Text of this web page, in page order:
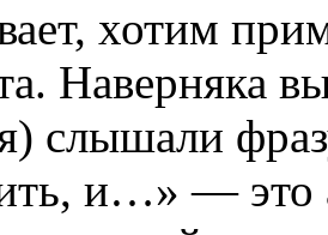
хотим
Наверняка
слышали
и…» — это